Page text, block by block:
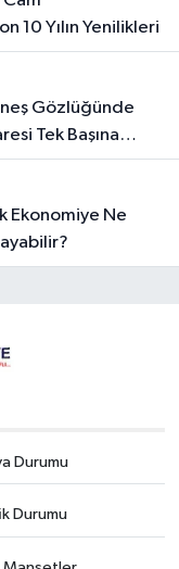
10 Yılın Yenilikleri
Tek Başına
Durumu
Durumu